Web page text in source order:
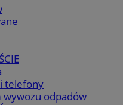
telefony
odpadów